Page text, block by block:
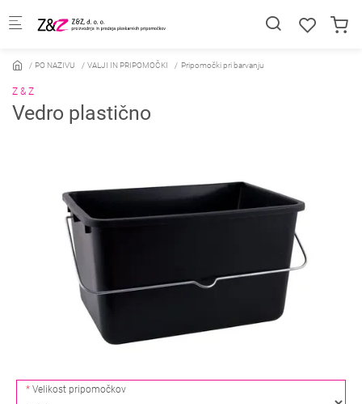
PO NAZIVU VALJI IN PRIPOMOČKI Pripomočki pri barvanju
Z & Z
Vedro plastično
Velikost pripomočkov